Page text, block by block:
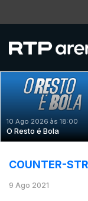
10 Ago 2026 às 18:00
O Resto é Bola
COUNTER-
9 Ago 2021